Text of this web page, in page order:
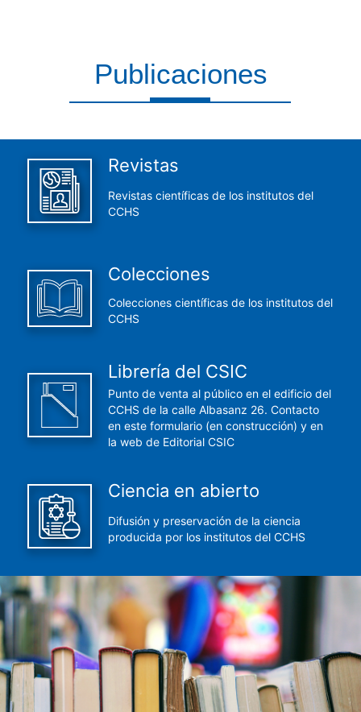
Publicaciones
Revistas
Revistas científicas de los institutos del
CCHS
Colecciones
Colecciones científicas de los institutos del
CCHS
Librería del CSIC
Punto de venta al público en el edificio del
CCHS de la calle Albasanz 26. Contacto
en este formulario (en construcción) y en
la web de Editorial CSIC
Ciencia en abierto
Difusión y preservación de la ciencia
producida por los institutos del CCHS